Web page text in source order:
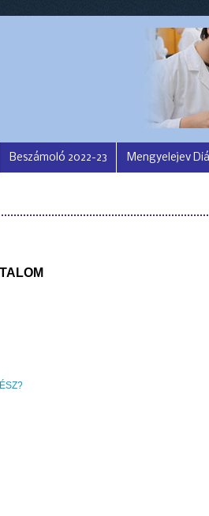
Beszámoló 2022-23 Mengyelejev